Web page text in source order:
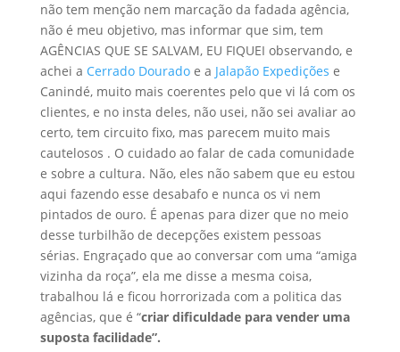
não tem menção nem marcação da fadada agência,
não é meu objetivo, mas informar que sim, tem
AGÊNCIAS QUE SE SALVAM, EU FIQUEI observando, e
achei a Cerrado Douradoe a Jalapão Expedições e
Canindé, muito mais coerentes pelo que vi lá com os
clientes, e no insta deles, não usei, não sei avaliar ao
certo, tem circuito fixo, mas parecem muito mais
cautelosos . O cuidado ao falar de cada comunidade
e sobre a cultura. Não, eles não sabem que eu estou
aqui fazendo esse desabafo e nunca os vi nem
pintados de ouro. É apenas para dizer que no meio
desse turbilhão de decepções existem pessoas
sérias. Engraçado que ao conversar com uma “amiga
vizinha da roça”, ela me disse a mesma coisa,
trabalhou lá e ficou horrorizada com a politica das
agências, que é “criar dificuldade para vender uma
suposta facilidade”.